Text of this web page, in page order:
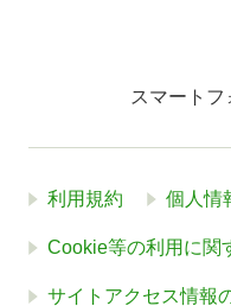
スマートフ
利用規約 個人情
Cookie等の利用に関
サイトアクセス情報